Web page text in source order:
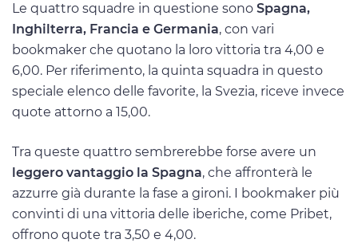
Le quattro squadre in questione sono Spagna,
Inghilterra, Francia e Germania, con vari
bookmaker che quotano la loro vittoria tra 4,00 e
6,00. Per riferimento, la quinta squadra in questo
speciale elenco delle favorite, la Svezia, riceve invece
quote attorno a 15,00.
Tra queste quattro sembrerebbe forse avere un
leggero vantaggio la Spagna, che affronterà le
azzurre già durante la fase a gironi. I bookmaker più
convinti di una vittoria delle iberiche, come Pribet,
offrono quote tra 3,50 e 4,00.